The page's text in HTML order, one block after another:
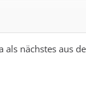
nächstes aus